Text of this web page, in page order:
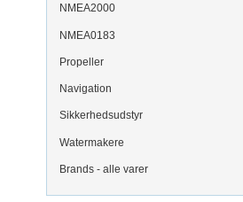
NMEA2000
NMEA0183
Propeller
Navigation
Sikkerhedsudstyr
Watermakere
Brands - alle varer